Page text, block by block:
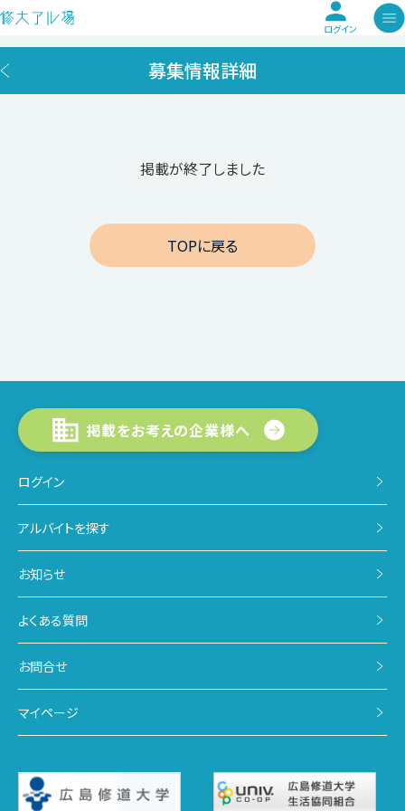
ログイン
募集情報詳細
掲載が終了しました
TOPに戻る
掲載をお考えの企業様へ
ログイン
アルバイトを探す
お知らせ
よくある質問
お問合せ
マイページ